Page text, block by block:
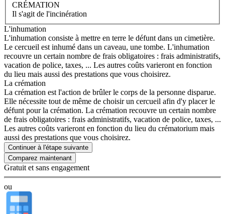
CRÉMATION
Il s'agit de l'incinération
L'inhumation
L'inhumation consiste à mettre en terre le défunt dans un cimetière.
Le cercueil est inhumé dans un caveau, une tombe. L'inhumation
recouvre un certain nombre de frais obligatoires : frais administratifs,
vacation de police, taxes, ... Les autres coûts varieront en fonction
du lieu mais aussi des prestations que vous choisirez.
La crémation
La crémation est l'action de brûler le corps de la personne disparue.
Elle nécessite tout de même de choisir un cercueil afin d'y placer le
défunt pour la crémation. La crémation recouvre un certain nombre
de frais obligatoires : frais administratifs, vacation de police, taxes, ...
Les autres coûts varieront en fonction du lieu du crématorium mais
aussi des prestations que vous choisirez.
Continuer à l'étape suivante
Gratuit et sans engagement
ou